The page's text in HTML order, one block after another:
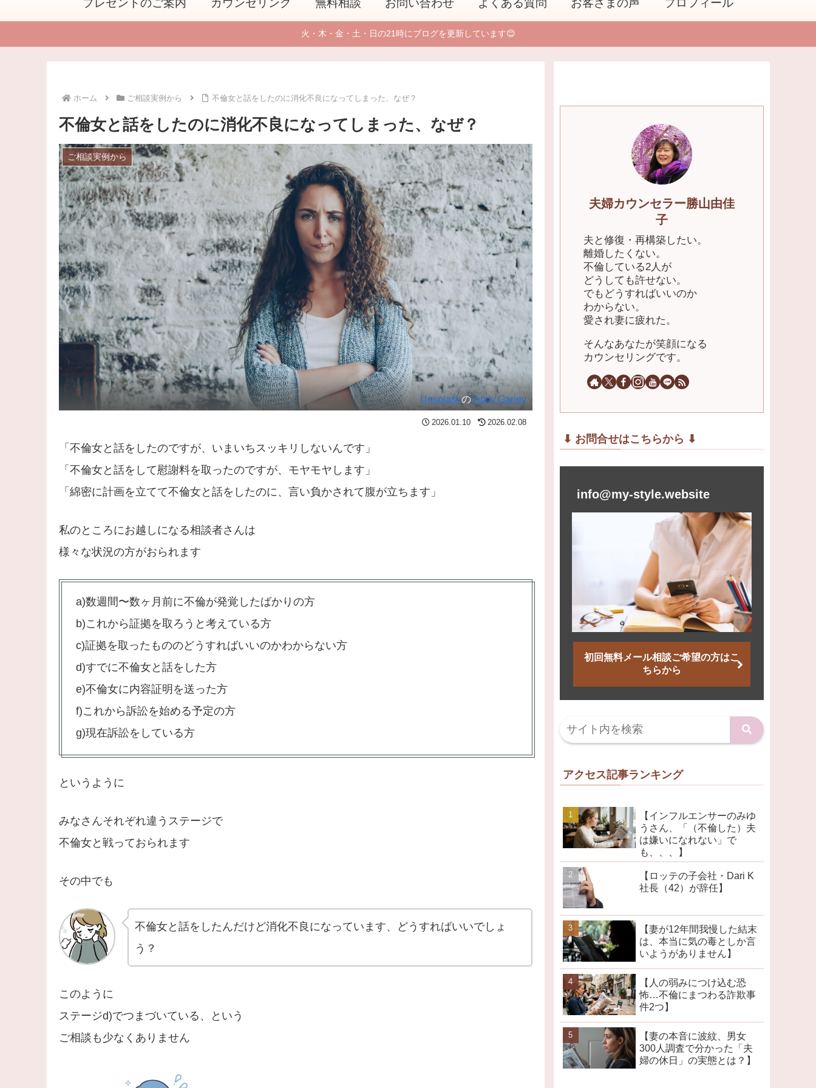
プレゼントのご案内 カウンセリング 無料相談 お問い合わせ よくある質問 お客さまの声 プロフィール
火・木・金・土・日の21時にブログを更新しています😊
ホーム ご相談実例から 不倫女と話をしたのに消化不良になってしまった、なぜ？
不倫女と話をしたのに消化不良になってしまった、なぜ？
ご相談実例から
UnsplashのVitaly Gariev
2026.01.10 2026.02.08
「不倫女と話をしたのですが、いまいちスッキリしないんです」
「不倫女と話をして慰謝料を取ったのですが、モヤモヤします」
「綿密に計画を立てて不倫女と話をしたのに、言い負かされて腹が立ちます」
私のところにお越しになる相談者さんは
様々な状況の方がおられます
a)数週間〜数ヶ月前に不倫が発覚したばかりの方
b)これから証拠を取ろうと考えている方
c)証拠を取ったもののどうすればいいのかわからない方
d)すでに不倫女と話をした方
e)不倫女に内容証明を送った方
f)これから訴訟を始める予定の方
g)現在訴訟をしている方
というように
みなさんそれぞれ違うステージで
不倫女と戦っておられます
その中でも
不倫女と話をしたんだけど消化不良になっています、どうすればいいでしょ
う？
このように
ステージd)でつまづいている、という
ご相談も少なくありません
夫婦カウンセラー勝山由佳
子
夫と修復・再構築したい。
離婚したくない。
不倫している2人が
どうしても許せない。
でもどうすればいいのか
わからない。
愛され妻に疲れた。
そんなあなたが笑顔になる
カウンセリングです。
⬇︎ お問合せはこちらから ⬇︎
info@my-style.website
初回無料メール相談ご希望の方はこ
ちらから
アクセス記事ランキング
【インフルエンサーのみゆ
うさん、「（不倫した）夫
は嫌いになれない」で
も、、、】
【ロッテの子会社・Dari K
社長（42）が辞任】
【妻が12年間我慢した結末
は、本当に気の毒としか言
いようがありません】
【人の弱みにつけ込む恐
怖…不倫にまつわる詐欺事
件2つ】
【妻の本音に波紋、男女
300人調査で分かった「夫
婦の休日」の実態とは？】